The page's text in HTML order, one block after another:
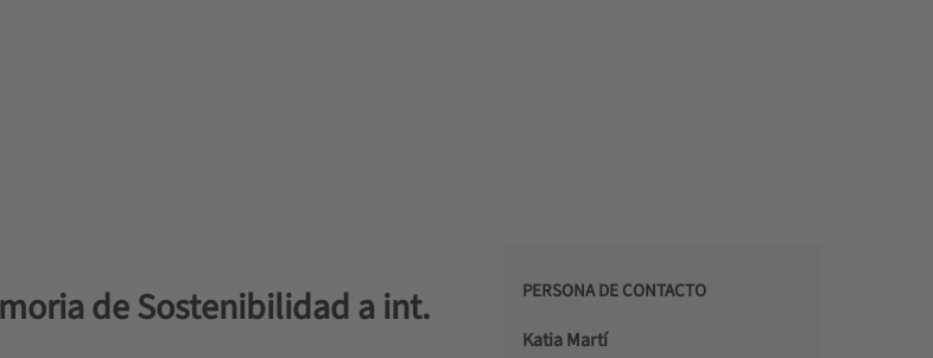
de Sostenibilidad a int.
PERSONA DE CONTACTO
Katia Martí